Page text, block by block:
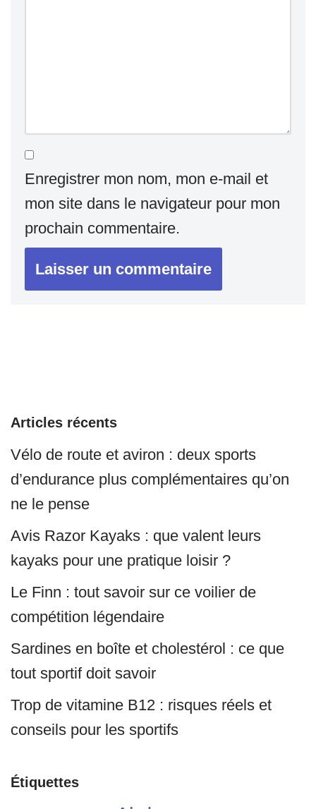
Enregistrer mon nom, mon e-mail et
mon site dans le navigateur pour mon
prochain commentaire.
Articles récents
Vélo de route et aviron : deux sports
d’endurance plus complémentaires qu’on
ne le pense
Avis Razor Kayaks : que valent leurs
kayaks pour une pratique loisir ?
Le Finn : tout savoir sur ce voilier de
compétition légendaire
Sardines en boîte et cholestérol : ce que
tout sportif doit savoir
Trop de vitamine B12 : risques réels et
conseils pour les sportifs
Étiquettes